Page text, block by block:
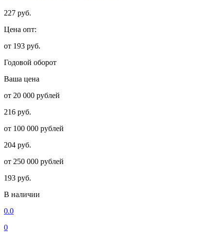
227 руб.
Цена опт:
от 193 руб.
Годовой оборот
Ваша цена
от 20 000 рублей
216 руб.
от 100 000 рублей
204 руб.
от 250 000 рублей
193 руб.
В наличии
0.0
0